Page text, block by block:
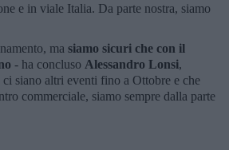
e in viale Italia. Da parte nostra, siamo
ma siamo sicuri che con il
- ha concluso Alessandro Lonsi,
siano altri eventi fino a Ottobre e che
commerciale, siamo sempre dalla parte